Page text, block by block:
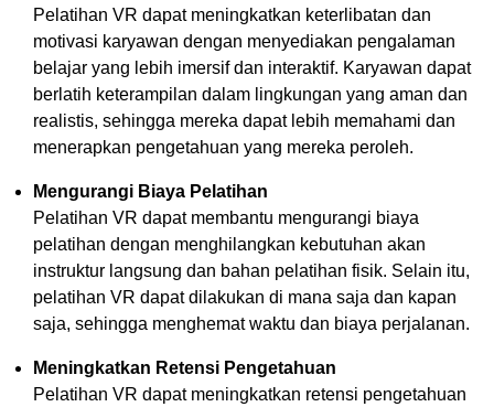
Pelatihan VR dapat meningkatkan keterlibatan dan
motivasi karyawan dengan menyediakan pengalaman
belajar yang lebih imersif dan interaktif. Karyawan dapat
berlatih keterampilan dalam lingkungan yang aman dan
realistis, sehingga mereka dapat lebih memahami dan
menerapkan pengetahuan yang mereka peroleh.
Mengurangi Biaya Pelatihan
Pelatihan VR dapat membantu mengurangi biaya
pelatihan dengan menghilangkan kebutuhan akan
instruktur langsung dan bahan pelatihan fisik. Selain itu,
pelatihan VR dapat dilakukan di mana saja dan kapan
saja, sehingga menghemat waktu dan biaya perjalanan.
Meningkatkan Retensi Pengetahuan
Pelatihan VR dapat meningkatkan retensi pengetahuan